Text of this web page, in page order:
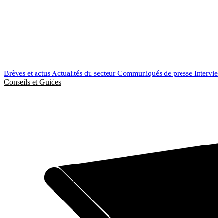
Brèves et actus Actualités du secteurCommuniqués de presse
Conseils et Guides